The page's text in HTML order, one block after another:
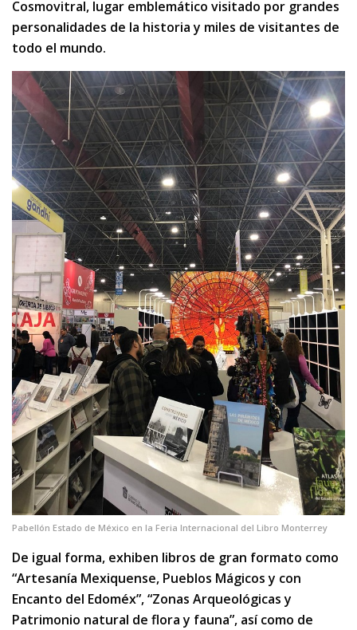
Cosmovitral, lugar emblemático visitado por grandes
personalidades de la historia y miles de visitantes de
todo el mundo.
Pabellón Estado de México en la Feria Internacional del Libro Monterrey
De igual forma, exhiben libros de gran formato como
“Artesanía Mexiquense, Pueblos Mágicos y con
Encanto del Edoméx”, “Zonas Arqueológicas y
Patrimonio natural de flora y fauna”, así como de